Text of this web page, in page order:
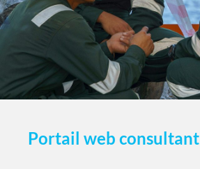
Portail web consultant